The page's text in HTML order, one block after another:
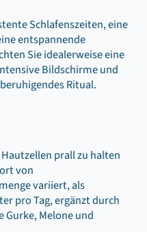
Schlafenszeiten, eine
entspannende
Sie idealerweise eine
Bildschirme und
Ritual.
prall zu halten
von
variiert, als
pro Tag, ergänzt durch
Melone und